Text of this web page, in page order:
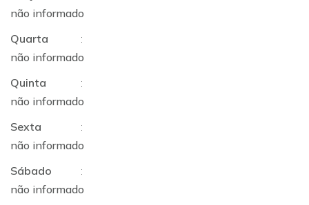
não informado
Quarta
:
não informado
Quinta
:
não informado
Sexta
:
não informado
Sábado
:
não informado